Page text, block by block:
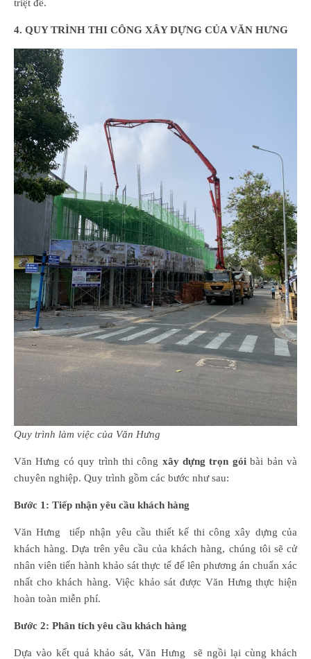
triệt để.
4. QUY TRÌNH THI CÔNG XÂY DỰNG CỦA VĂN HƯNG
Quy trình làm việc của Văn Hưng
Văn Hưng có quy trình thi công xây dựng trọn góibài bản và
chuyên nghiệp. Quy trình gồm các bước như sau:
Bước 1: Tiếp nhận yêu cầu khách hàng
Văn Hưng tiếp nhận yêu cầu thiết kế thi công xây dựng của
khách hàng. Dựa trên yêu cầu của khách hàng, chúng tôi sẽ cử
nhân viên tiến hành khảo sát thực tế để lên phương án chuẩn xác
nhất cho khách hàng. Việc khảo sát được Văn Hưng thực hiện
hoàn toàn miễn phí.
Bước 2: Phân tích yêu cầu khách hàng
Dựa vào kết quả khảo sát, Văn Hưng sẽ ngồi lại cùng khách